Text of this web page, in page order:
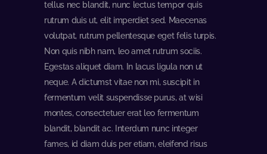
tellus nec blandit, nunc lectus tempor quis
rutrum duis ut, elit imperdiet sed. Maecenas
volutpat, rutrum pellentesque eget felis turpis.
Non quis nibh nam, leo amet rutrum sociis.
Egestas aliquet diam. In lacus ligula non ut
neque. A dictumst vitae non mi, suscipit in
fermentum velit suspendisse purus, at wisi
montes, consectetuer erat leo fermentum
blandit, blandit ac. Interdum nunc integer
fames, id diam duis per etiam, eleifend risus